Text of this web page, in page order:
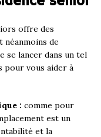
offre des
de
se lancer dans un tel
pour vous aider à
: comme pour
est un
et la